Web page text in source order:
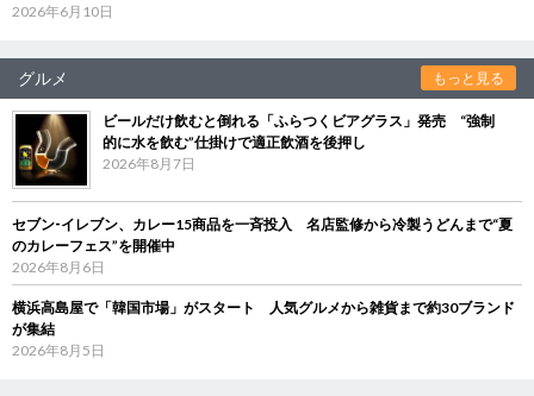
2026年6月10日
グルメ もっと見る
ビールだけ飲むと倒れる「ふらつくビアグラス」発売 “強制
的に水を飲む”仕掛けで適正飲酒を後押し
2026年8月7日
セブン‐イレブン、カレー15商品を一斉投入 名店監修から冷製うどんまで“夏
のカレーフェス”を開催中
2026年8月6日
横浜高島屋で「韓国市場」がスタート 人気グルメから雑貨まで約30ブランド
が集結
2026年8月5日